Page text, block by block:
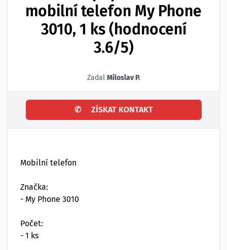
mobilní telefon My Phone
3010, 1 ks (hodnocení
3.6/5)
Zadal Miloslav P.
✆ ZÍSKAT KONTAKT
Mobilní telefon
Značka:
- My Phone 3010
Počet:
- 1 ks